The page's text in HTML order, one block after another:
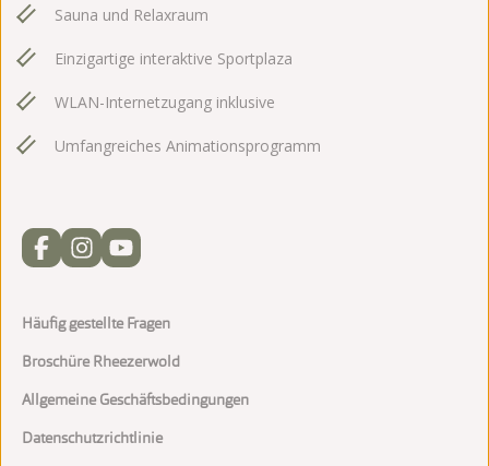
Sauna und Relaxraum
Einzigartige interaktive Sportplaza
WLAN-Internetzugang inklusive
Umfangreiches Animationsprogramm
Häufig gestellte Fragen
Broschüre Rheezerwold
Allgemeine Geschäftsbedingungen
Datenschutzrichtlinie